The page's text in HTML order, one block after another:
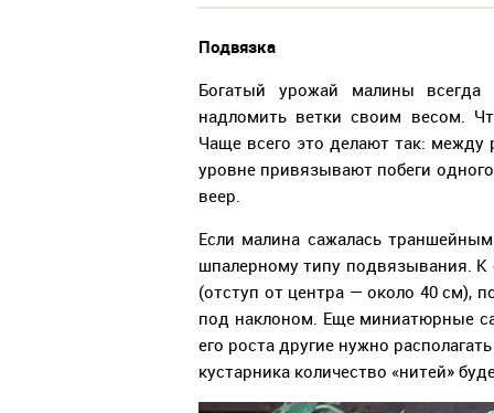
Подвязка
Богатый урожай малины
надломить ветки своим весом.
Чаще всего это делают так:
уровне привязывают побеги
веер.
Если малина сажалась
шпалерному типу подвязывания. К
(отступ от центра — около 40 см),
под наклоном. Еще миниатюрные
его роста другие нужно
кустарника количество «нитей»